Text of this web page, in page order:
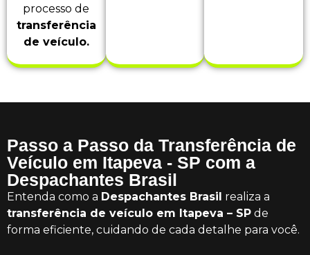
processo de
transferência
de veículo.
Passo a Passo da Transferência de
Veículo em Itapeva - SP com a
Despachantes Brasil
Entenda como a Despachantes Brasil realiza a
transferência de veículo em Itapeva – SP de
forma eficiente, cuidando de cada detalhe para você.